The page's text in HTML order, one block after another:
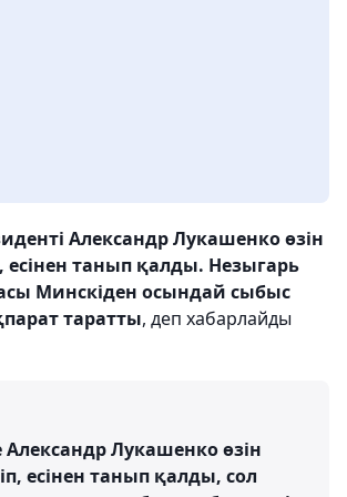
Александр Лукашенко өзін
есінен танып қалды. Незыгарь
Минскіден осындай сыбыс
таратты, деп хабарлайды
Александр Лукашенко өзін
есінен танып қалды, сол